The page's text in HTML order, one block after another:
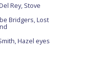
Rey, Stove
Bridgers, Lost
Hazel eyes